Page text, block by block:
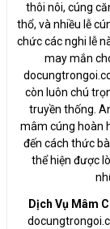
thôi nôi, cúng
thổ, và nhiều lễ
chức các nghi lễ
may mắn
còn luôn chú
truyền thống.
mâm cúng hoàn
đến cách thức
thể hiện được
Dịch Vụ Mâm